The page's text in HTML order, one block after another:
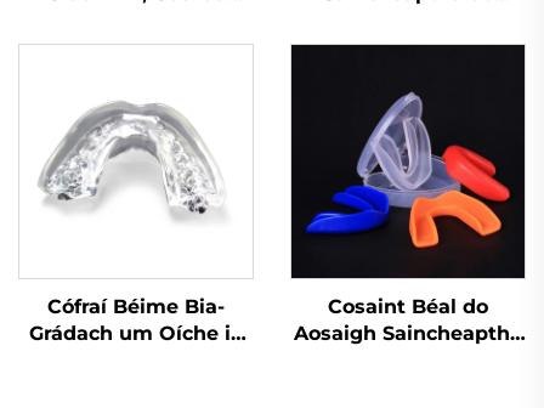
Cobhrú Spóirt do
Cosaint Bhéal do
Cosainte Fiacla do
Spóirt, Cás MMA,
Cosainte Béal do
Chnaipíocht Fiacla
Cófraí Béime Bia-
Grádach um Oíche in
Cosaint Béal do
Aosaigh Saincheaptha